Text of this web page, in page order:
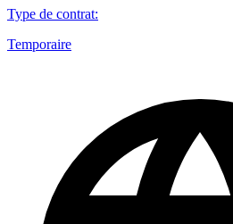
Type de contrat:
Temporaire